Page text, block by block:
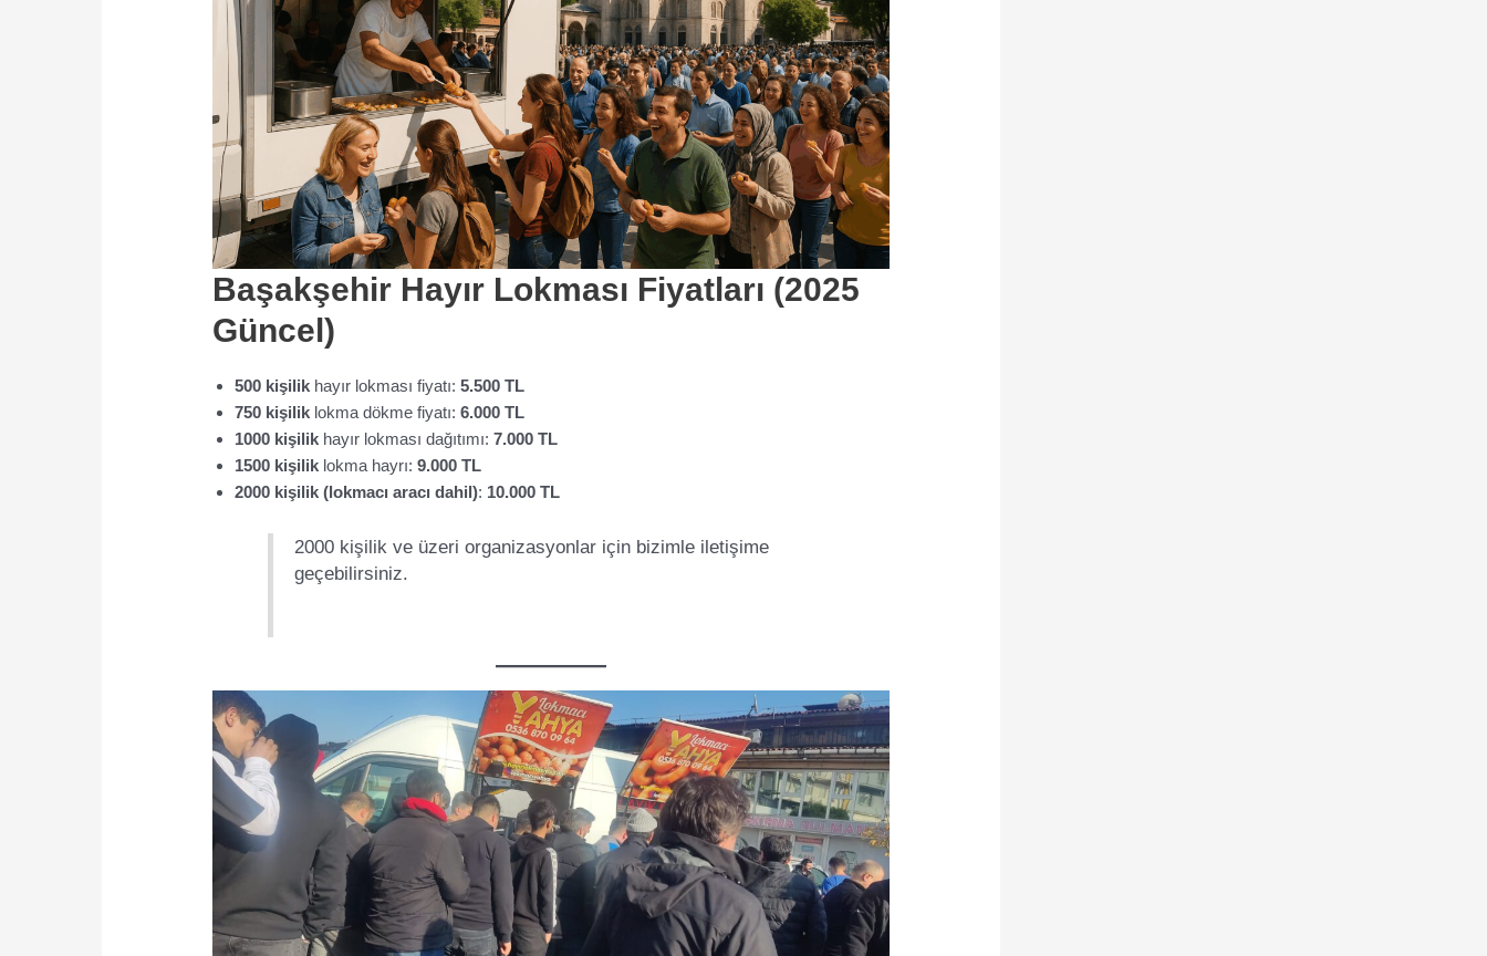
Başakşehir Hayır Lokması Fiyatları (2025
Güncel)
500 kişilik hayır lokması fiyatı:5.500 TL
750 kişilik lokma dökme fiyatı:6.000 TL
1000 kişilik hayır lokması dağıtımı:7.000 TL
1500 kişilik lokma hayrı:9.000 TL
2000 kişilik (lokmacı aracı dahil): 10.000 TL
2000 kişilik ve üzeri organizasyonlar için bizimle iletişime
geçebilirsiniz.